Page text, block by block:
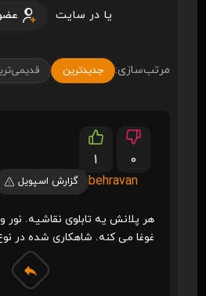
یا در سایت
مرتب‌سازی: جدیدترین
1
0
behravan
گزارش اسپویل
هر پلانش یه تابلوی نقاشیه.
غوغا می کنه. شاهکاری شده در